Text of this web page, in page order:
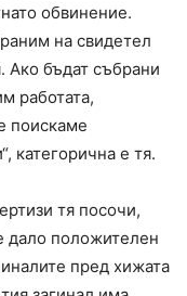
обвинение.
на свидетел
Ако бъдат събрани
работата,
поискаме
категорична е тя.
тя посочи,
дало положителен
пред хижата